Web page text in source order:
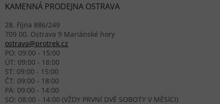
KAMENNÁ PRODEJNA OSTRAVA
28. října 886/249
709 00, Ostrava 9 Mariánské hory
ostrava@protrek.cz
PO: 09:00 - 15:00
ÚT: 09:00 - 18:00
ST: 09:00 - 15:00
ČT: 09:00 - 18:00
PÁ: 09:00 - 14:00
SO: 08:00 - 14:00 (VŽDY PRVNÍ DVĚ SOBOTY V MĚSÍCI)